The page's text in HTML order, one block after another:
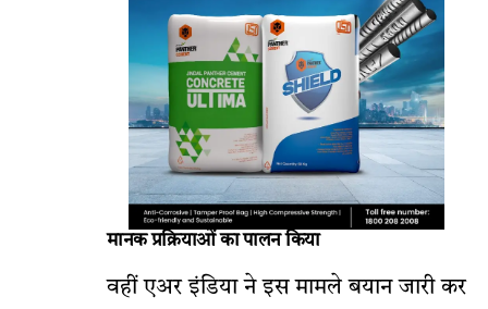
मानक प्रक्रियाओं का पालन किया
वहीं एअर इंडिया ने इस मामले बयान जारी कर